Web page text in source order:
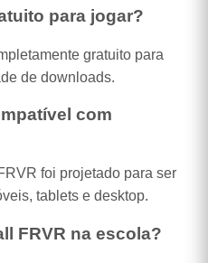
para jogar?
gratuito para
de downloads.
com
foi projetado para ser
tablets e desktop.
FRVR na escola?